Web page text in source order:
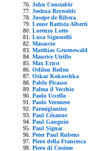
John Constable
Joshua Reynolds
Jusepe de Ribera
Leone Battista Alberti
Lorenzo Lotto
Luca Signorelli
Masaccio
Matthias Gruenewald
Maurice Utrillo
Max Ernst
Odilon Redon
Oskar Kokoschka
Pablo Picasso
Palma il Vecchio
Paolo Uccello
Paolo Veronese
Parmigianino
Paul Cézanne
Paul Gauguin
Paul Signac
Peter Paul Rubens
Piero della Francesca
Piero di Cosimo